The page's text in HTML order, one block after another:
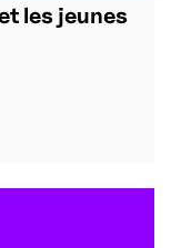
les jeunes